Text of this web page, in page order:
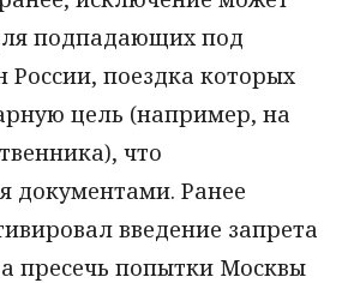
подпадающих под
России, поездка которых
цель (например, на
что
документами. Ранее
введение запрета
пресечь попытки Москвы